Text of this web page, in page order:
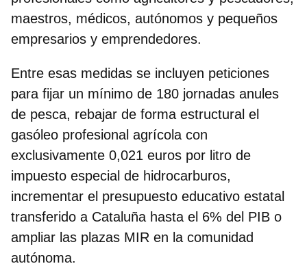
maestros, médicos, autónomos y pequeños
empresarios y emprendedores.
Entre esas medidas se incluyen peticiones
para fijar un mínimo de 180 jornadas anules
de pesca, rebajar de forma estructural el
gasóleo profesional agrícola con
exclusivamente 0,021 euros por litro de
impuesto especial de hidrocarburos,
incrementar el presupuesto educativo estatal
transferido a Cataluña hasta el 6% del PIB o
ampliar las plazas MIR en la comunidad
autónoma.